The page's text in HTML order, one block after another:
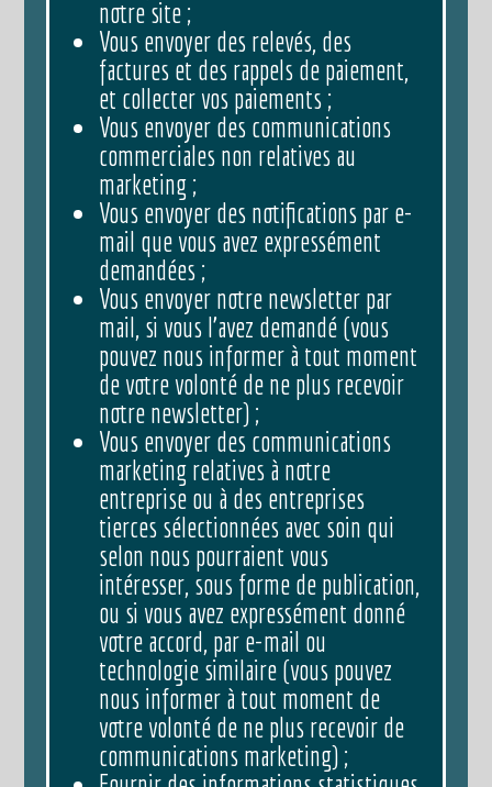
notre site ;
Vous envoyer des relevés, des
factures et des rappels de paiement,
et collecter vos paiements ;
Vous envoyer des communications
commerciales non relatives au
marketing ;
Vous envoyer des notifications par e-
mail que vous avez expressément
demandées ;
Vous envoyer notre newsletter par
mail, si vous l’avez demandé (vous
pouvez nous informer à tout moment
de votre volonté de ne plus recevoir
notre newsletter) ;
Vous envoyer des communications
marketing relatives à notre
entreprise ou à des entreprises
tierces sélectionnées avec soin qui
selon nous pourraient vous
intéresser, sous forme de publication,
ou si vous avez expressément donné
votre accord, par e-mail ou
technologie similaire (vous pouvez
nous informer à tout moment de
votre volonté de ne plus recevoir de
communications marketing) ;